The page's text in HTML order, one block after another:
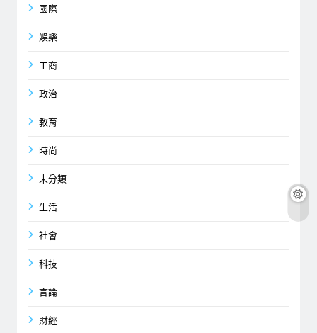
國際
娛樂
工商
政治
教育
時尚
未分類
生活
社會
科技
言論
財經